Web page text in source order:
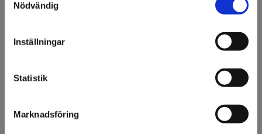
Nödvändig
Inställningar
Statistik
Marknadsföring